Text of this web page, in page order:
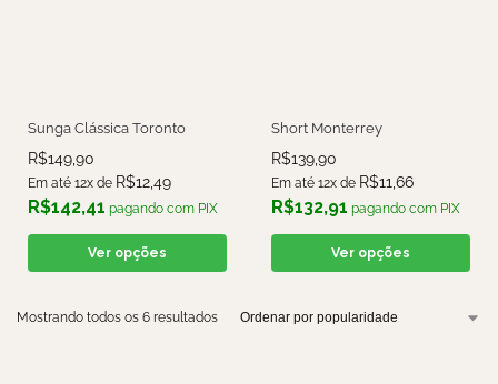
Sunga Clássica Toronto
R$149,90
Em até 12x de R$12,49
R$142,41 pagando com PIX
Ver opções
Short Monterrey
R$139,90
Em até 12x de R$11,66
R$132,91 pagando com PIX
Ver opções
Mostrando todos os 6 resultados